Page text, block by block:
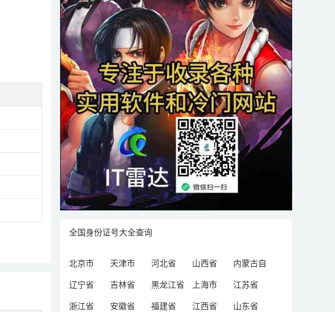
全国身份证号大全查询
北京市 天津市 河北省 山西省
内蒙古自
治区
辽宁省 吉林省 黑龙江省 上海市
江苏省
浙江省
安徽省 福建省 江西省
山东省